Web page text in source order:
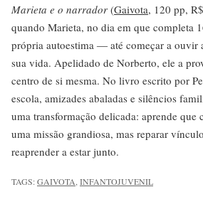
Marieta e o narrador (Gaivota, 120 pp,
quando Marieta, no dia em que completa
própria autoestima ― até começar a ouvir
sua vida. Apelidado de Norberto, ele a
centro de si mesma. No livro escrito por
escola, amizades abaladas e silêncios
uma transformação delicada: aprende que
uma missão grandiosa, mas reparar
reaprender a estar junto.
TAGS:GAIVOTA,INFANTOJUVENIL